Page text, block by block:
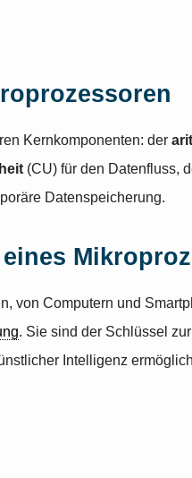
Kernkomponenten: der
(CU) für den Datenfluss,
Datenspeicherung.
von Computern und
. Sie sind der Schlüssel
Intelligenz